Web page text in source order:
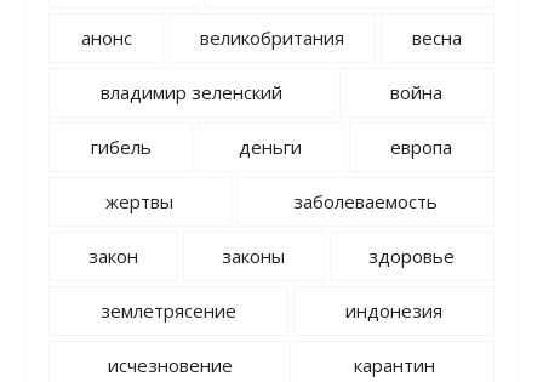
анонс великобритания весна
владимир зеленский война
гибель деньги европа
жертвы заболеваемость
закон законы здоровье
землетрясение индонезия
исчезновение карантин